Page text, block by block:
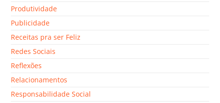
Produtividade
Publicidade
Receitas pra ser Feliz
Redes Sociais
Reflexões
Relacionamentos
Responsabilidade Social